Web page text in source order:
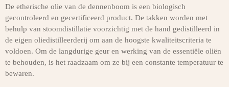
De etherische olie van de dennenboom is een biologisch
gecontroleerd en gecertificeerd product. De takken worden met
behulp van stoomdistillatie voorzichtig met de hand gedistilleerd in
de eigen oliedistilleerderij om aan de hoogste kwaliteitscriteria te
voldoen. Om de langdurige geur en werking van de essentiële oliën
te behouden, is het raadzaam om ze bij een constante temperatuur te
bewaren.